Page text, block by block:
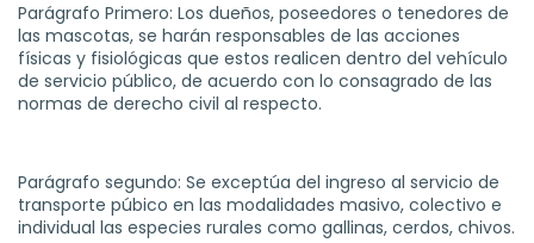
Parágrafo Primero: Los dueños, poseedores o tenedores de
las mascotas, se harán responsables de las acciones
físicas y fisiológicas que estos realicen dentro del vehículo
de servicio público, de acuerdo con lo consagrado de las
normas de derecho civil al respecto.
Parágrafo segundo: Se exceptúa del ingreso al servicio de
transporte púbico en las modalidades masivo, colectivo e
individual las especies rurales como gallinas, cerdos, chivos.